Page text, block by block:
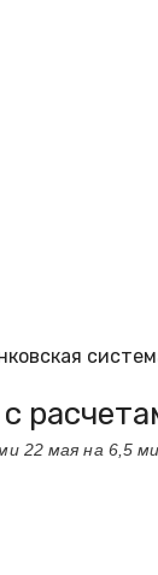
22 мая на 6,5